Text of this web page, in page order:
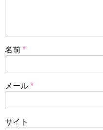
名前 *
メール *
サイト